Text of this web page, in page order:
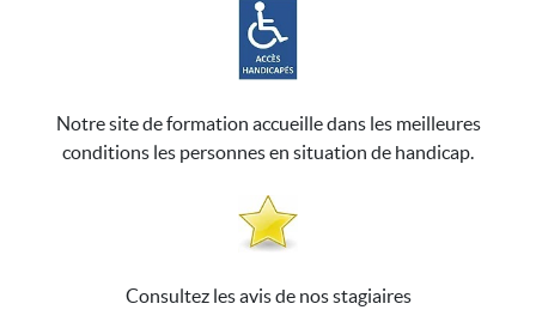
Notre site de formation accueille dans les meilleures
conditions les personnes en situation de handicap.
Consultez les avis de nos stagiaires